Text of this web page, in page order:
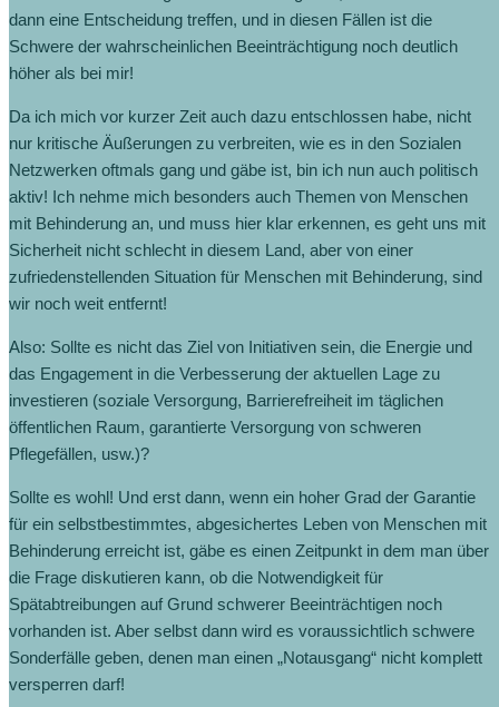
dann eine Entscheidung treffen, und in diesen Fällen ist die
Schwere der wahrscheinlichen Beeinträchtigung noch deutlich
höher als bei mir!
Da ich mich vor kurzer Zeit auch dazu entschlossen habe, nicht
nur kritische Äußerungen zu verbreiten, wie es in den Sozialen
Netzwerken oftmals gang und gäbe ist, bin ich nun auch politisch
aktiv! Ich nehme mich besonders auch Themen von Menschen
mit Behinderung an, und muss hier klar erkennen, es geht uns mit
Sicherheit nicht schlecht in diesem Land, aber von einer
zufriedenstellenden Situation für Menschen mit Behinderung, sind
wir noch weit entfernt!
Also: Sollte es nicht das Ziel von Initiativen sein, die Energie und
das Engagement in die Verbesserung der aktuellen Lage zu
investieren (soziale Versorgung, Barrierefreiheit im täglichen
öffentlichen Raum, garantierte Versorgung von schweren
Pflegefällen, usw.)?
Sollte es wohl! Und erst dann, wenn ein hoher Grad der Garantie
für ein selbstbestimmtes, abgesichertes Leben von Menschen mit
Behinderung erreicht ist, gäbe es einen Zeitpunkt in dem man über
die Frage diskutieren kann, ob die Notwendigkeit für
Spätabtreibungen auf Grund schwerer Beeinträchtigen noch
vorhanden ist. Aber selbst dann wird es voraussichtlich schwere
Sonderfälle geben, denen man einen „Notausgang“ nicht komplett
versperren darf!